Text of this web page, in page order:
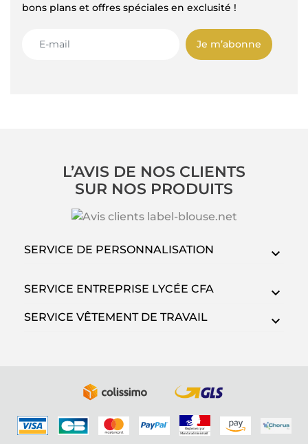
bons plans et offres spéciales en exclusité !
Je m’abonne
L’AVIS DE NOS CLIENTS
SUR NOS PRODUITS
SERVICE DE PERSONNALISATION
SERVICE ENTREPRISE LYCÉE CFA
SERVICE VÊTEMENT DE TRAVAIL